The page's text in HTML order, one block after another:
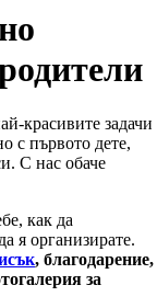
красивите задачи
с първото дете,
С нас обаче
как да
я организирате.
, благодарение,
за